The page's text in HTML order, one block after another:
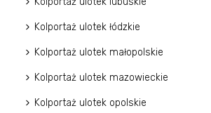
Kolportaż ulotek łódzkie
Kolportaż ulotek małopolskie
Kolportaż ulotek mazowieckie
Kolportaż ulotek opolskie